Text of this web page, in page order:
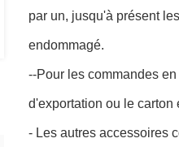
par un, jusqu'à présent
endommagé.
--Pour les commandes
d'exportation ou le
- Les autres accessoires